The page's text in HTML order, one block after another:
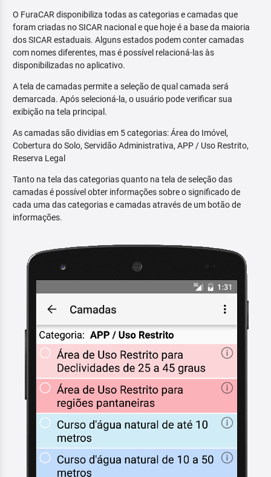
O FuraCAR disponibiliza todas as categorias e camadas que
foram criadas no SICAR nacional e que hoje é a base da maioria
dos SICAR estaduais. Alguns estados podem conter camadas
com nomes diferentes, mas é possível relacioná-las às
disponibilizadas no aplicativo.
A tela de camadas permite a seleção de qual camada será
demarcada. Após selecioná-la, o usuário pode verificar sua
exibição na tela principal.
As camadas são dividias em 5 categorias: Área do Imóvel,
Cobertura do Solo, Servidão Administrativa, APP / Uso Restrito,
Reserva Legal
Tanto na tela das categorias quanto na tela de seleção das
camadas é possível obter informações sobre o significado de
cada uma das categorias e camadas através de um botão de
informações.